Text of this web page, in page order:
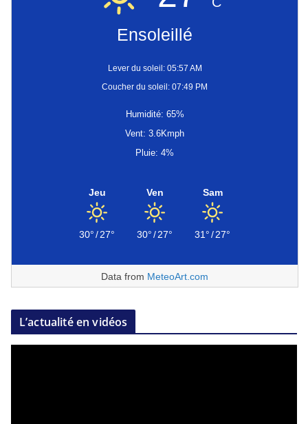
Ensoleillé
Lever du soleil: 05:57 AM
Coucher du soleil: 07:49 PM
Humidité: 65%
Vent: 3.6Kmph
Pluie: 4%
Jeu
30°/27°
Ven
30°/27°
Sam
31°/27°
Data from MeteoArt.com
L’actualité en vidéos